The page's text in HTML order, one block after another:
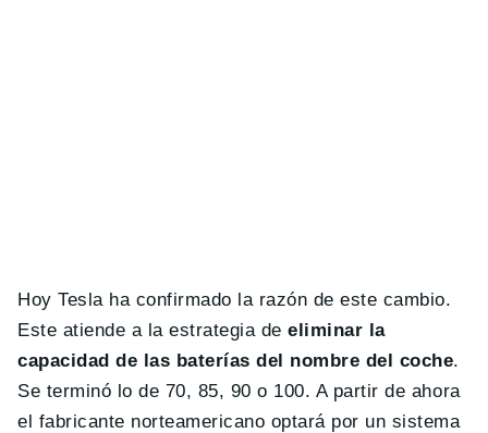
Hoy Tesla ha confirmado la razón de este cambio.
Este atiende a la estrategia deeliminar la
capacidad de las baterías del nombre del coche.
Se terminó lo de 70, 85, 90 o 100. A partir de ahora
el fabricante norteamericano optará por un sistema